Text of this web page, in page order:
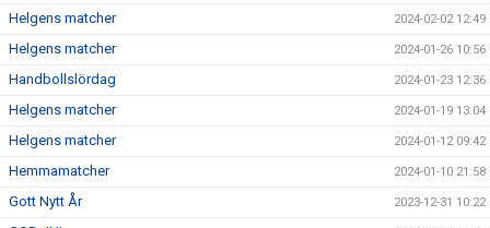
Helgens matcher 2024-02-02 12:49
Helgens matcher 2024-01-26 10:56
Handbollslördag 2024-01-23 12:36
Helgens matcher 2024-01-19 13:04
Helgens matcher 2024-01-12 09:42
Hemmamatcher 2024-01-10 21:58
Gott Nytt År 2023-12-31 10:22